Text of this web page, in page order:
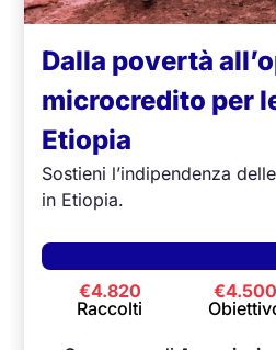
Dalla povertà
microcredito per
Etiopia
Sostieni l’indipendenza
in Etiopia.
€4.820
Raccolti
€4.500